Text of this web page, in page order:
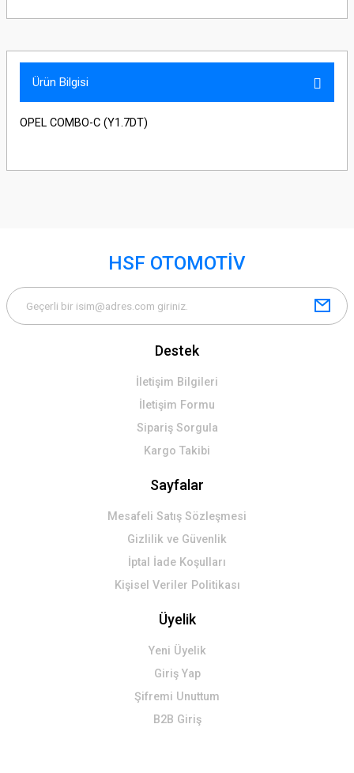
Ürün Bilgisi
OPEL COMBO-C (Y1.7DT)
HSF OTOMOTİV
Destek
İletişim Bilgileri
İletişim Formu
Sipariş Sorgula
Kargo Takibi
Sayfalar
Mesafeli Satış Sözleşmesi
Gizlilik ve Güvenlik
İptal İade Koşulları
Kişisel Veriler Politikası
Üyelik
Yeni Üyelik
Giriş Yap
Şifremi Unuttum
B2B Giriş